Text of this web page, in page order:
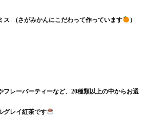
ス (さがみかんにこだわって作っています
）
フレーバーティーなど、20種類以上の中からお選
グレイ紅茶です